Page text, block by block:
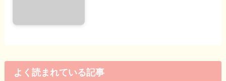
よく読まれている記事